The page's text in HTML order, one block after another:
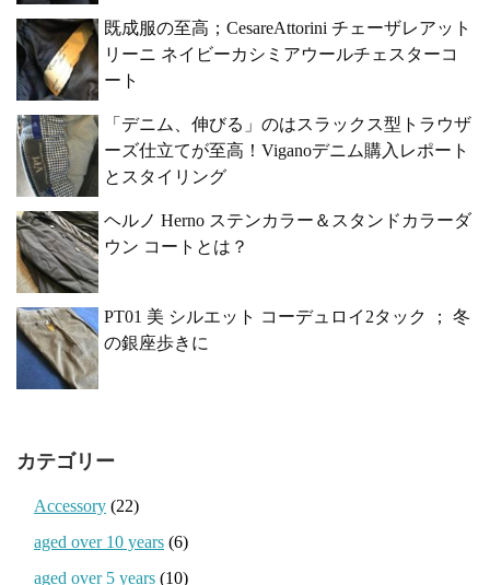
既成服の至高；CesareAttorini チェーザレアット
リーニ ネイビーカシミアウールチェスターコ
ート
「デニム、伸びる」のはスラックス型トラウザ
ーズ仕立てが至高！Viganoデニム購入レポート
とスタイリング
ヘルノ Herno ステンカラー＆スタンドカラーダ
ウン コートとは？
PT01 美 シルエット コーデュロイ2タック ； 冬
の銀座歩きに
カテゴリー
Accessory (22)
aged over 10 years (6)
aged over 5 years (10)